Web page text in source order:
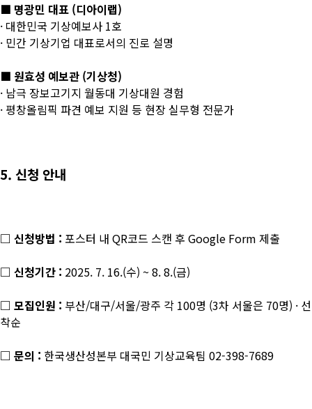
■ 명광민 대표 (디아이랩)
· 대한민국 기상예보사 1호
· 민간 기상기업 대표로서의 진로 설명
■ 원효성 예보관 (기상청)
· 남극 장보고기지 월동대 기상대원 경험
· 평창올림픽 파견 예보 지원 등 현장 실무형 전문가
5. 신청 안내
□ 신청방법 : 포스터 내 QR코드 스캔 후 Google Form 제출
□ 신청기간 : 2025. 7. 16.(수) ~ 8. 8.(금)
□ 모집인원 : 부산/대구/서울/광주 각 100명 (3차 서울은 70명) · 선
착순
□ 문의 : 한국생산성본부 대국민 기상교육팀 02-398-7689